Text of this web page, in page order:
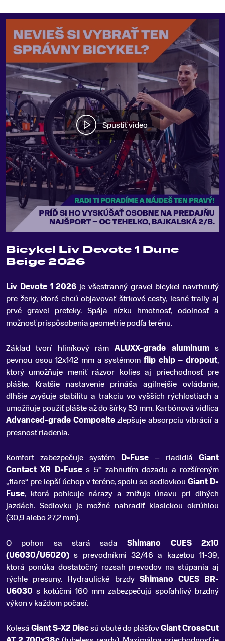
Spustiť video
Bicykel Liv Devote 1 Dune
Beige 2026
Liv Devote 1 2026 je všestranný gravel bicykel navrhnutý
pre ženy, ktoré chcú objavovať štrkové cesty, lesné traily aj
prvé gravel preteky. Spája nízku hmotnosť, odolnosť a
možnosť prispôsobenia geometrie podľa terénu.
Základ tvorí hliníkový rámALUXX-grade aluminums
pevnou osou 12x142 mm a systémom flip chip – dropout,
ktorý umožňuje meniť rázvor kolies aj priechodnosť pre
plášte. Kratšie nastavenie prináša agilnejšie ovládanie,
dlhšie zvyšuje stabilitu a trakciu vo vyšších rýchlostiach a
umožňuje použiť plášte až do šírky 53 mm. Karbónová vidlica
Advanced-grade Compositezlepšuje absorpciu vibrácií a
presnosť riadenia.
Komfort zabezpečuje systém D-Fuse– riadidlá Giant
Contact XR D-Fuses 5° zahnutím dozadu a rozšíreným
„flare“ pre lepší úchop v teréne, spolu so sedlovkouGiant D-
Fuse, ktorá pohlcuje nárazy a znižuje únavu pri dlhých
jazdách. Sedlovku je možné nahradiť klasickou okrúhlou
(30,9 alebo 27,2 mm).
O pohon sa stará sadaShimano CUES 2x10
(U6030/U6020) s prevodníkmi 32/46 a kazetou 11-39,
ktorá ponúka dostatočný rozsah prevodov na stúpania aj
rýchle presuny. Hydraulické brzdy Shimano CUES BR-
U6030 s kotúčmi 160 mm zabezpečujú spoľahlivý brzdný
výkon v každom počasí.
KolesáGiant S-X2 Discsú obuté do plášťovGiant CrossCut